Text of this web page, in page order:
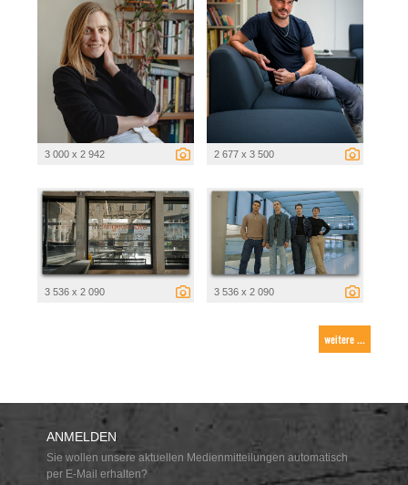
3 000 x 2 942 2 677 x 3 500
3 536 x 2 090 3 536 x 2 090
weitere ...
ANMELDEN
Sie wollen unsere aktuellen Medienmitteilungen automatisch
per E-Mail erhalten?